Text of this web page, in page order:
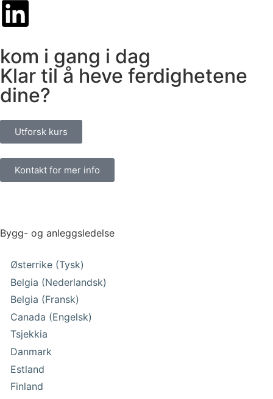
kom i gang i dag
Klar til å heve ferdighetene
dine?
Utforsk kurs
Kontakt for mer info
Bygg- og anleggsledelse
Østerrike (Tysk)
Belgia (Nederlandsk)
Belgia (Fransk)
Canada (Engelsk)
Tsjekkia
Danmark
Estland
Finland